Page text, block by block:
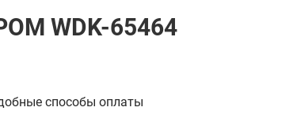
WDK-65464
способы оплаты